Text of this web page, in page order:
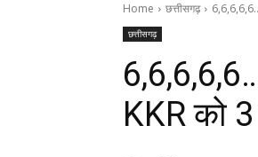
Home छत्तीसगढ़
छत्तीसगढ़
KKR को